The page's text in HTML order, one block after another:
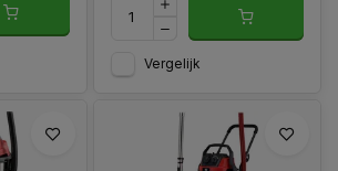
Vergelijk